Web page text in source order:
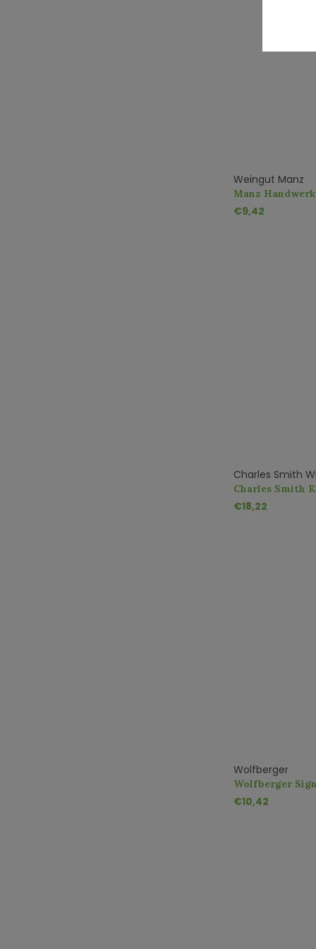
Weingut Manz
Manz
€9,42
Charles Smith
Charles Smith
€18,22
Wolfberger
Wolfberger
d'Alsace AOC
€10,42